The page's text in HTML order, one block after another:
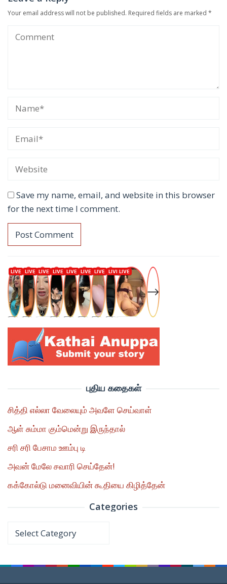
Your email address will not be published. Required fields are marked *
Save my name, email, and website in this browser
for the next time I comment.
புதிய கதைகள்
சித்தி எல்லா வேலையும் அவளே செய்வாள்
ஆள் சும்மா கும்மென்று இருந்தால்
சரி சரி பேசாம ஊம்பு டி
அவன் மேலே சவாரி செய்தேன்!
கக்கோல்டு மனைவியின் கூதியை கிழித்தேன்
Categories
Categories